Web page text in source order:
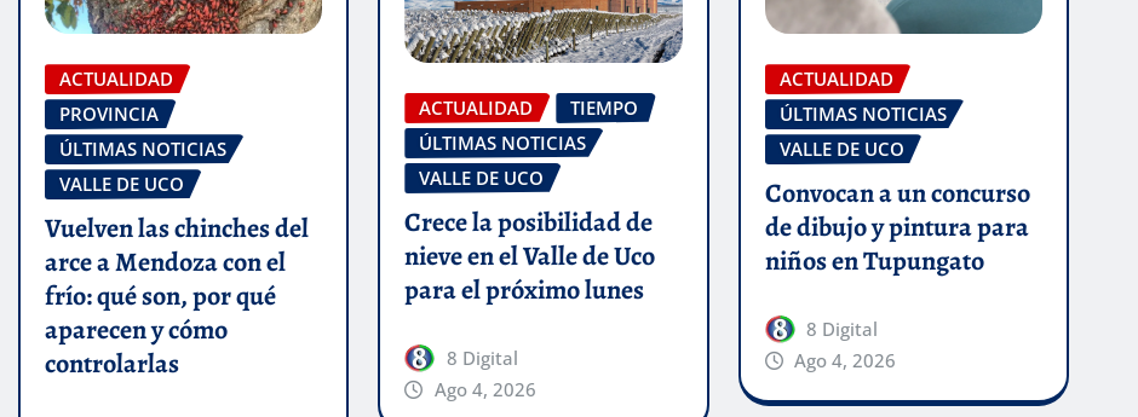
ACTUALIDAD
PROVINCIA
ÚLTIMAS NOTICIAS
VALLE DE UCO
Vuelven las chinches del
arce a Mendoza con el
frío: qué son, por qué
aparecen y cómo
controlarlas
ACTUALIDAD
TIEMPO
ÚLTIMAS NOTICIAS
VALLE DE UCO
Crece la posibilidad de
nieve en el Valle de Uco
para el próximo lunes
8 Digital
Ago 4, 2026
ACTUALIDAD
ÚLTIMAS NOTICIAS
VALLE DE UCO
Convocan a un concurso
de dibujo y pintura para
niños en Tupungato
8 Digital
Ago 4, 2026